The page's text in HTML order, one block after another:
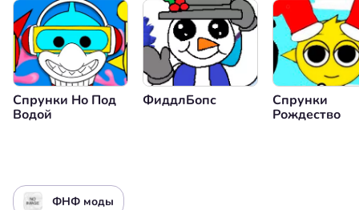
Спрунки Но Под
Водой
ФиддлБопс
Спрунки
Рождество
ФНФ моды